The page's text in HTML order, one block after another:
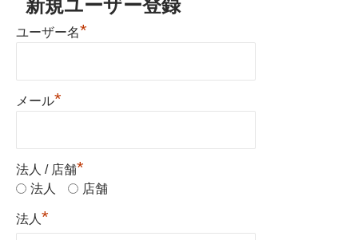
新規ユーザー登録
ユーザー名*
メール*
法人 / 店舗*
法人 店舗
法人 *